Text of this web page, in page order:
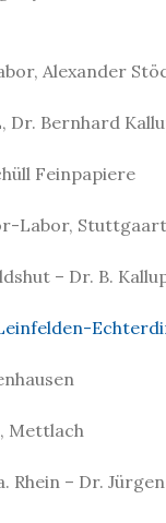
Alexander
Dr. Bernhard
Feinpapiere
Labor, Stuttgaart
– Dr. B.
Mettlach
Rhein – Dr.